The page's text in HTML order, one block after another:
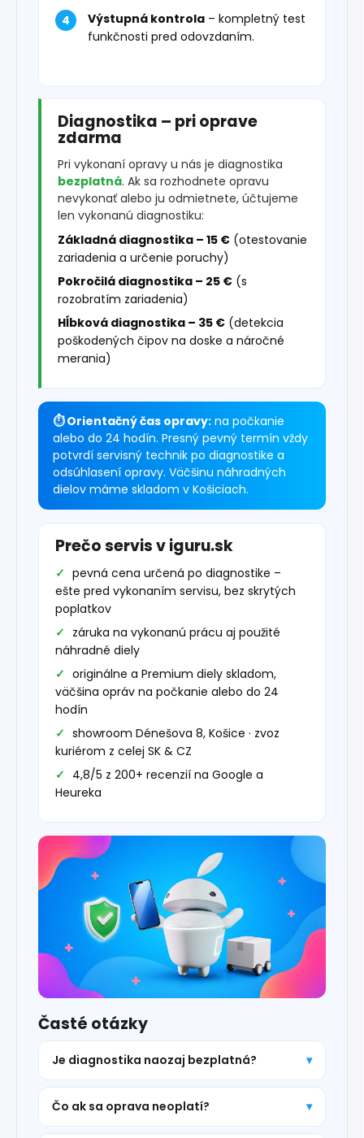
Výstupná kontrola – kompletný test
funkčnosti pred odovzdaním.
Diagnostika – pri oprave
zdarma
Pri vykonaní opravy u nás je diagnostika
bezplatná. Ak sa rozhodnete opravu
nevykonať alebo ju odmietnete, účtujeme
len vykonanú diagnostiku:
Základná diagnostika – 15 € (otestovanie
zariadenia a určenie poruchy)
Pokročilá diagnostika – 25 € (s
rozobratím zariadenia)
Hĺbková diagnostika – 35 € (detekcia
poškodených čipov na doske a náročné
merania)
⏱ Orientačný čas opravy: na počkanie
alebo do 24 hodín. Presný pevný termín vždy
potvrdí servisný technik po diagnostike a
odsúhlasení opravy. Väčšinu náhradných
dielov máme skladom v Košiciach.
Prečo servis v iguru.sk
pevná cena určená po diagnostike –
ešte pred vykonaním servisu, bez skrytých
poplatkov
záruka na vykonanú prácu aj použité
náhradné diely
originálne a Premium diely skladom,
väčšina opráv na počkanie alebo do 24
hodín
showroom Dénešova 8, Košice · zvoz
kuriérom z celej SK & CZ
4,8/5 z 200+ recenzií na Google a
Heureka
Časté otázky
Je diagnostika naozaj bezplatná?
Čo ak sa oprava neoplatí?